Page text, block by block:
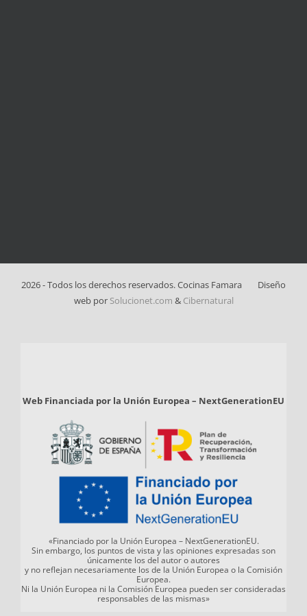
2026 - Todos los derechos reservados. Cocinas Famara
Diseño
web por Solucionet.com & Cibernatural
Web Financiada por la Unión Europea – NextGenerationEU
«Financiado por la Unión Europea – NextGenerationEU.
Sin embargo, los puntos de vista y las opiniones expresadas son
únicamente los del autor o autores
y no reflejan necesariamente los de la Unión Europea o la Comisión
Europea.
Ni la Unión Europea ni la Comisión Europea pueden ser consideradas
responsables de las mismas»